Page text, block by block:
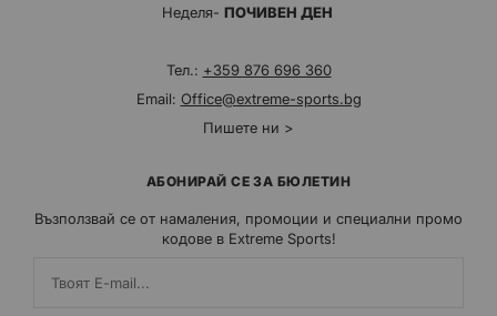
Неделя- ПОЧИВЕН ДЕН
Тел.: +359 876 696 360
Email: Office@extreme-sports.bg
Пишете ни >
АБОНИРАЙ СЕ ЗА БЮЛЕТИН
Възползвай се от намаления, промоции и специални промо
кодове в Extreme Sports!